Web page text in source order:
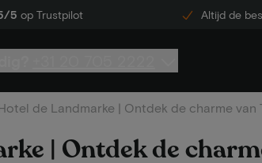
5 op Trustpilot Altijd de
de Landmarke | Ontdek de charme van
| Ontdek de